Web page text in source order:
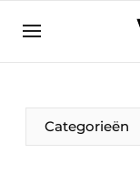
Categorieën